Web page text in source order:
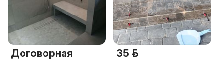
Договорная 35 р.